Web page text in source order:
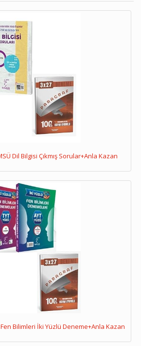
Dil Bilgisi Çıkmış Sorular+Anla Kazan
Fen Bilimleri İki Yüzlü Deneme+Anla Kazan